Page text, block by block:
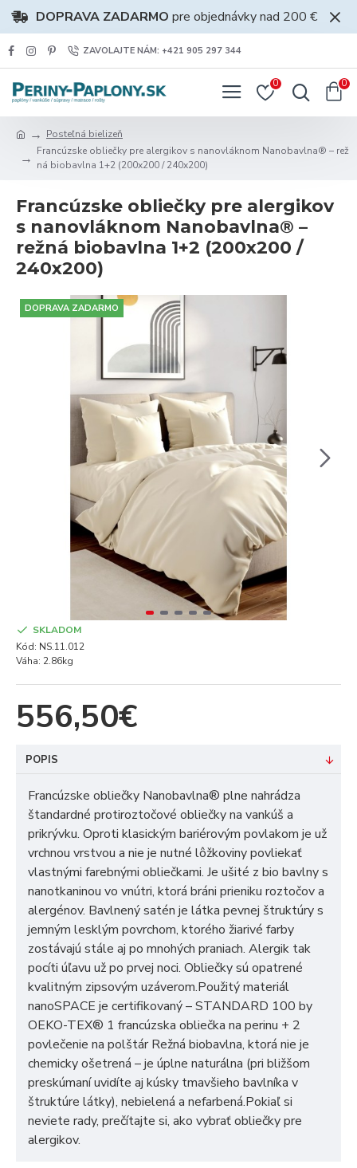
DOPRAVA ZADARMO pre objednávky nad 200 €
ZAVOLAJTE NÁM: +421 905 297 344
0 0
Posteľná bielizeň
Francúzske obliečky pre alergikov s nanovláknom Nanobavlna® – rež
ná biobavlna 1+2 (200x200 / 240x200)
Francúzske obliečky pre alergikov
s nanovláknom Nanobavlna® –
režná biobavlna 1+2 (200x200 /
240x200)
DOPRAVA ZADARMO
556,50€
SKLADOM
Kód: NS.11.012
Váha: 2.86kg
POPIS
Francúzske obliečky Nanobavlna® plne nahrádza
štandardné protiroztočové obliečky na vankúš a
prikrývku. Oproti klasickým bariérovým povlakom je už
vrchnou vrstvou a nie je nutné lôžkoviny povliekať
vlastnými farebnými obliečkami. Je ušité z bio bavlny s
nanotkaninou vo vnútri, ktorá bráni prieniku roztočov a
alergénov. Bavlnený satén je látka pevnej štruktúry s
jemným lesklým povrchom, ktorého žiarivé farby
zostávajú stále aj po mnohých praniach. Alergik tak
pocíti úľavu už po prvej noci. Obliečky sú opatrené
kvalitným zipsovým uzáverom.Použitý materiál
nanoSPACE je certifikovaný – STANDARD 100 by
OEKO-TEX® 1 francúzska obliečka na perinu + 2
povlečenie na polštár Režná biobavlna, ktorá nie je
chemicky ošetrená – je úplne naturálna (pri bližšom
preskúmaní uvidíte aj kúsky tmavšieho bavlníka v
štruktúre látky), nebielená a nefarbená.Pokiaľ si
neviete rady, prečítajte si, ako vybrať obliečky pre
alergikov.